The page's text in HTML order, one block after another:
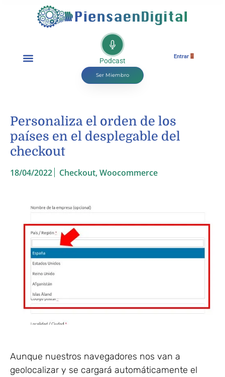
Podcast
Ser Miembro
Entrar
Personaliza el orden de los
países en el desplegable del
checkout
18/04/2022 Checkout,Woocommerce
Aunque nuestros navegadores nos van a
geolocalizar y se cargará automáticamente el